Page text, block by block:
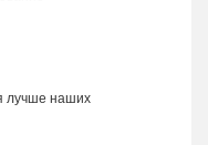
лучше наших